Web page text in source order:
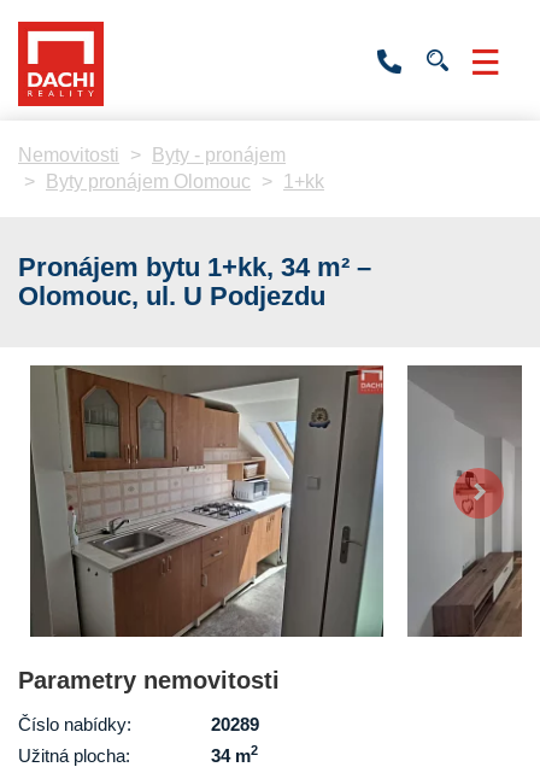
+420
Nemovitosti
Byty - pronájem
Byty pronájem Olomouc
1+kk
Pronájem bytu 1+kk, 34 m² –
Olomouc, ul. U Podjezdu
Parametry nemovitosti
Číslo nabídky:
20289
Užitná plocha:
34 m2